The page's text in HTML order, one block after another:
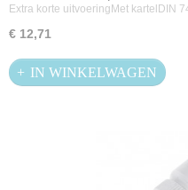
Extra korte uitvoeringMet kartelDIN
€ 12,71
IN WINKELWAGEN